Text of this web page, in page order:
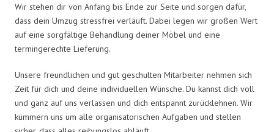
Wir stehen dir von Anfang bis Ende zur Seite und sorgen dafür,
dass dein Umzug stressfrei verläuft. Dabei legen wir großen Wert
auf eine sorgfältige Behandlung deiner Möbel und eine
termingerechte Lieferung.
Unsere freundlichen und gut geschulten Mitarbeiter nehmen sich
Zeit für dich und deine individuellen Wünsche. Du kannst dich voll
und ganz auf uns verlassen und dich entspannt zurücklehnen. Wir
kümmern uns um alle organisatorischen Aufgaben und stellen